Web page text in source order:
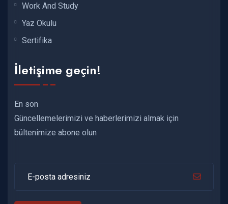
Work And Study
Yaz Okulu
Sertifika
İletişime geçin!
En son
Güncellemelerimizi ve haberlerimizi almak için
bültenimize abone olun